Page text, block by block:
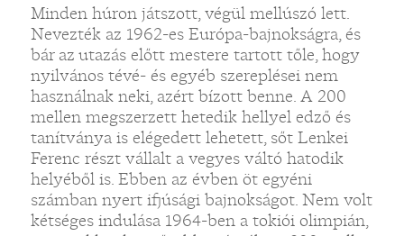
Minden húron játszott, végül mellúszó lett.
Nevezték az 1962-es Európa-bajnokságra, és
bár az utazás előtt mestere tartott tőle, hogy
nyilvános tévé- és egyéb szereplései nem
használnak neki, azért bízott benne. A 200
mellen megszerzett hetedik hellyel edző és
tanítványa is elégedett lehetett, sőt Lenkei
Ferenc részt vállalt a vegyes váltó hatodik
helyéből is. Ebben az évben öt egyéni
számban nyert ifjúsági bajnokságot. Nem volt
kétséges indulása 1964-ben a tokiói olimpián,